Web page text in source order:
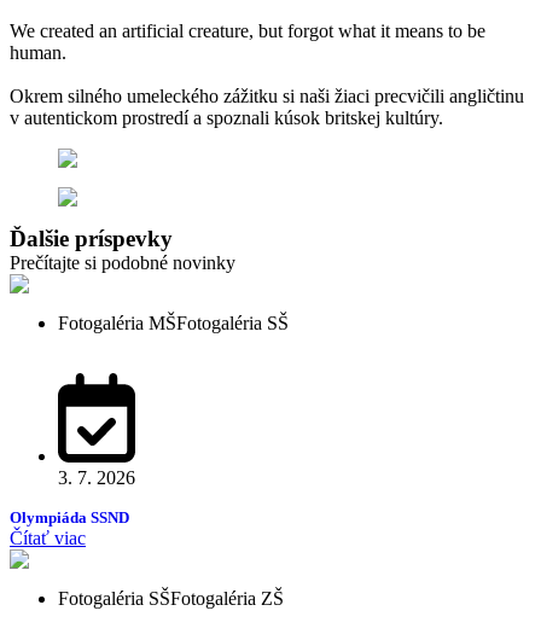
We created an artificial creature, but forgot what it means to be
human.
Okrem silného umeleckého zážitku si naši žiaci precvičili angličtinu
v autentickom prostredí a spoznali kúsok britskej kultúry.
Ďalšie príspevky
Prečítajte si podobné novinky
Fotogaléria MŠFotogaléria SŠ
3. 7. 2026
Olympiáda SSND
Čítať viac
Fotogaléria SŠFotogaléria ZŠ